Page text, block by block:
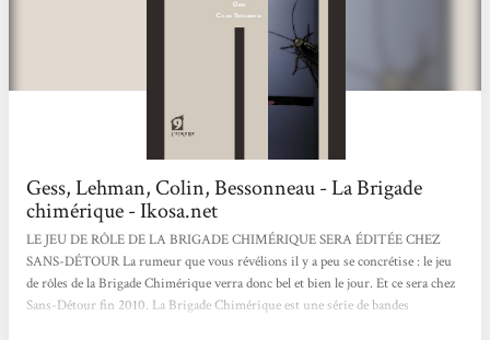
Gess, Lehman, Colin, Bessonneau - La Brigade
chimérique - Ikosa.net
LE JEU DE RÔLE DE LA BRIGADE CHIMÉRIQUE SERA ÉDITÉE CHEZ
SANS-DÉTOUR La rumeur que vous révélions il y a peu se concrétise : le jeu
de rôles de la Brigade Chimérique verra donc bel et bien le jour. Et ce sera chez
Sans-Détour fin 2010. La Brigade Chimérique est une série de bandes